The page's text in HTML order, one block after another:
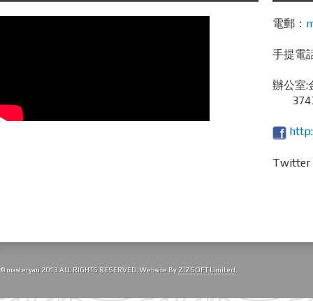
電郵：
手提電
辦公室:
© masteryau 2013 ALL RIGHTS RESERVED. Website By ZIZSOFT Limited